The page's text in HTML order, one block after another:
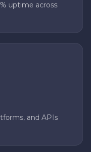
uptime across
and APIs